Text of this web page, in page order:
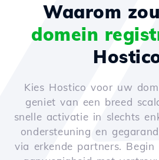
Waarom
domein
Kies Hostico voor uw
geniet van een breed
snelle activatie in slechts
ondersteuning en
via erkende partners.